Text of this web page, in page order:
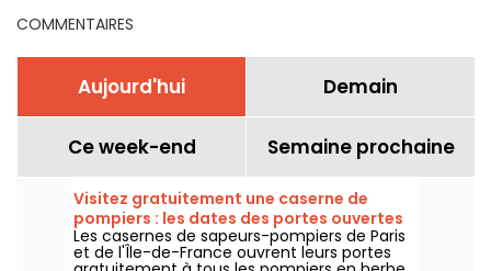
COMMENTAIRES
Aujourd'hui Demain
Ce week-end Semaine prochaine
Visitez gratuitement une caserne de
pompiers : les dates des portes ouvertes
2026
Les casernes de sapeurs-pompiers de Paris
et de l'Île-de-France ouvrent leurs portes